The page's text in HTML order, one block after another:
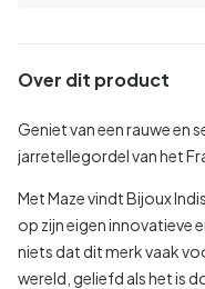
Over dit product
Geniet van een rauwe en
jarretellegordel van het
Met Maze vindt Bijoux
op zijn eigen innovatieve
niets dat dit merk vaak
wereld, geliefd als het is